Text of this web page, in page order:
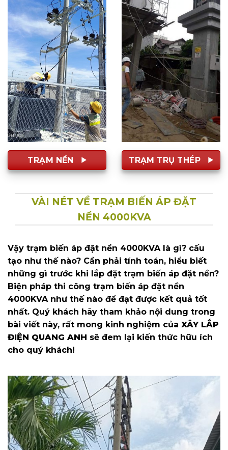
TRẠM NỀN TRẠM TRỤ THÉP
VÀI NÉT VỀ TRẠM BIẾN ÁP ĐẶT
NỀN 4000KVA
Vậy trạm biến áp đặt nền 4000KVA là gì? cấu
tạo như thế nào? Cần phải tính toán, hiểu biết
những gì trước khi lắp đặt trạm biến áp đặt nền?
Biện pháp thi công trạm biến áp đặt nền
4000KVA như thế nào để đạt được kết quả tốt
nhất. Quý khách hãy tham khảo nội dung trong
bài viết này, rất mong kinh nghiệm của XÂY LẮP
ĐIỆN QUANG ANH sẽ đem lại kiến thức hữu ích
cho quý khách!